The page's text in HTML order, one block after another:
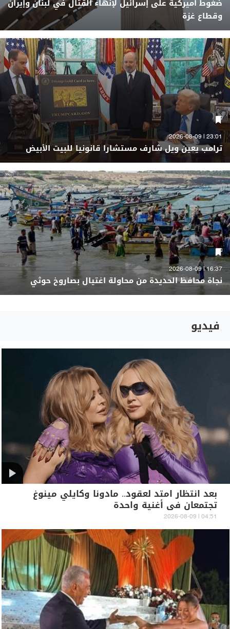
ضغوط أميركية على إسرائيل لإنهاء القتال في لبنان وإيران
وقطاع غزة
23:01 | 2026-08-09
ترامب يعين ويل شارف مستشارا قانونيا للبيت الأبيض
16:37 | 2026-08-09
نجاة محافظ الحديدة من محاولة اغتيال بصاروخ حوثي
فيديو
بعد انتظار امتد لعقود.. مادونا وكايلي مينوغ
تجتمعان في أغنية واحدة
04:51 | 2026-08-09